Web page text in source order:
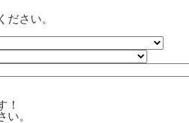
ださい。
！
い。